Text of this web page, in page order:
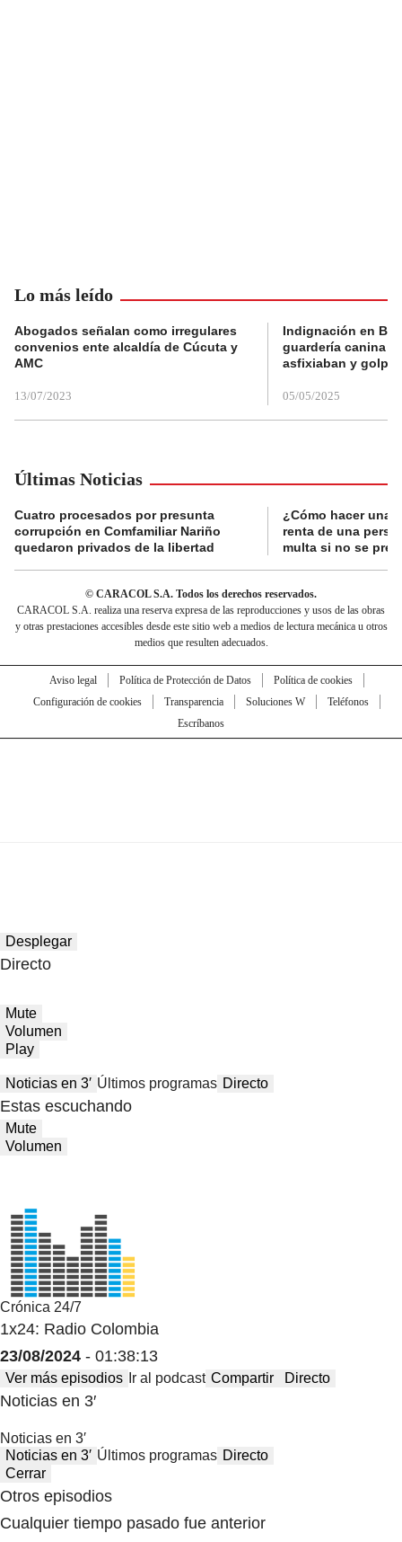
Lo más leído
Abogados señalan como irregulares
convenios ente alcaldía de Cúcuta y
AMC
13/07/2023
Indignación en
guardería canina
asfixiaban y
05/05/2025
Últimas Noticias
Cuatro procesados por presunta
corrupción en Comfamiliar Nariño
quedaron privados de la libertad
¿Cómo hacer una
renta de una
multa si no se
© CARACOL S.A. Todos los derechos reservados.
CARACOL S.A. realiza una reserva expresa de las reproducciones y usos de las obras
y otras prestaciones accesibles desde este sitio web a medios de lectura mecánica u otros
medios que resulten adecuados.
Aviso legal Política de Protección de Datos
Política de cookies
Configuración de cookies
Transparencia Soluciones W
Teléfonos
Escríbanos
Desplegar
Directo
Mute
Volumen
Play
Noticias en 3′ Últimos programas Directo
Estas escuchando
Mute
Volumen
Crónica 24/7
1x24: Radio Colombia
23/08/2024 - 01:38:13
Ver más episodios Ir al podcast Compartir Directo
Noticias en 3′
Noticias en 3′
Noticias en 3′ Últimos programas Directo
Cerrar
Otros episodios
Cualquier tiempo pasado fue anterior